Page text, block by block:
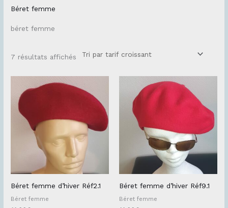
Béret femme
béret femme
7 résultats affichés
Béret femme d’hiver Réf2.1
Béret femme
Béret femme d’hiver Réf9.1
Béret femme